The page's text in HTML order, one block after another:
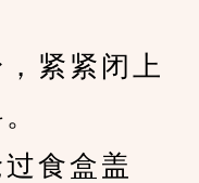
紧紧闭上
食盒盖